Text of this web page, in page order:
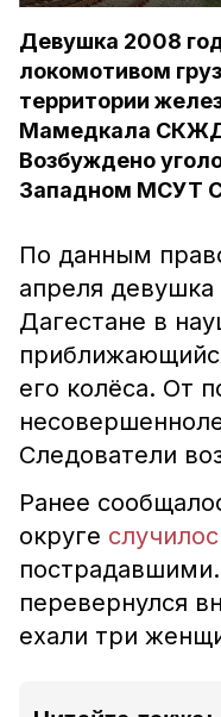
Девушка 2008
локомотивом
территории
Мамедкала СКЖД
Возбуждено
Западном МСУТ
По данным
апреля
Дагестане в
его колёса. От
Следователи
Ранее
округе
перевернулся
ехали три